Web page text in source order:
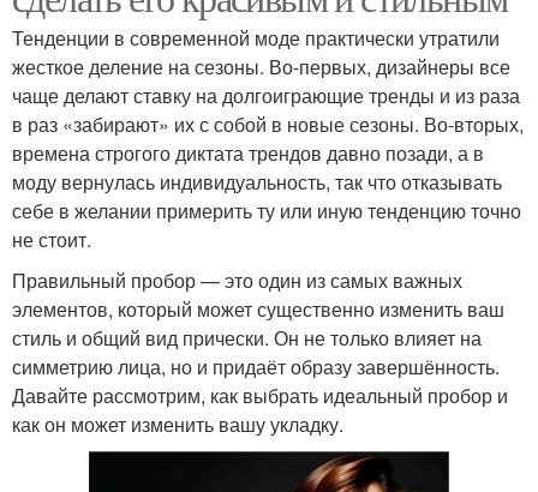
Тенденции в современной моде практически утратили
жесткое деление на сезоны. Во-первых, дизайнеры все
чаще делают ставку на долгоиграющие тренды и из раза
в раз «забирают» их с собой в новые сезоны. Во-вторых,
времена строгого диктата трендов давно позади, а в
моду вернулась индивидуальность, так что отказывать
себе в желании примерить ту или иную тенденцию точно
не стоит.
Правильный пробор — это один из самых важных
элементов, который может существенно изменить ваш
стиль и общий вид прически. Он не только влияет на
симметрию лица, но и придаёт образу завершённость.
Давайте рассмотрим, как выбрать идеальный пробор и
как он может изменить вашу укладку.